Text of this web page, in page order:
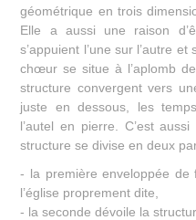
géométrique en trois
Elle a aussi une raison
s’appuient l’une sur l’autre
chœur se situe à l’aplomb
structure convergent vers
juste en dessous, les
l’autel en pierre. C’est
structure se divise en deux
- la première enveloppée de
l’église proprement dite,
- la seconde dévoile la